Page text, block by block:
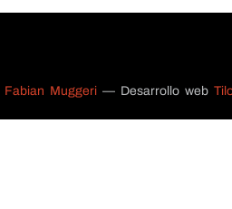
Fabian Muggeri— Desarrollo web